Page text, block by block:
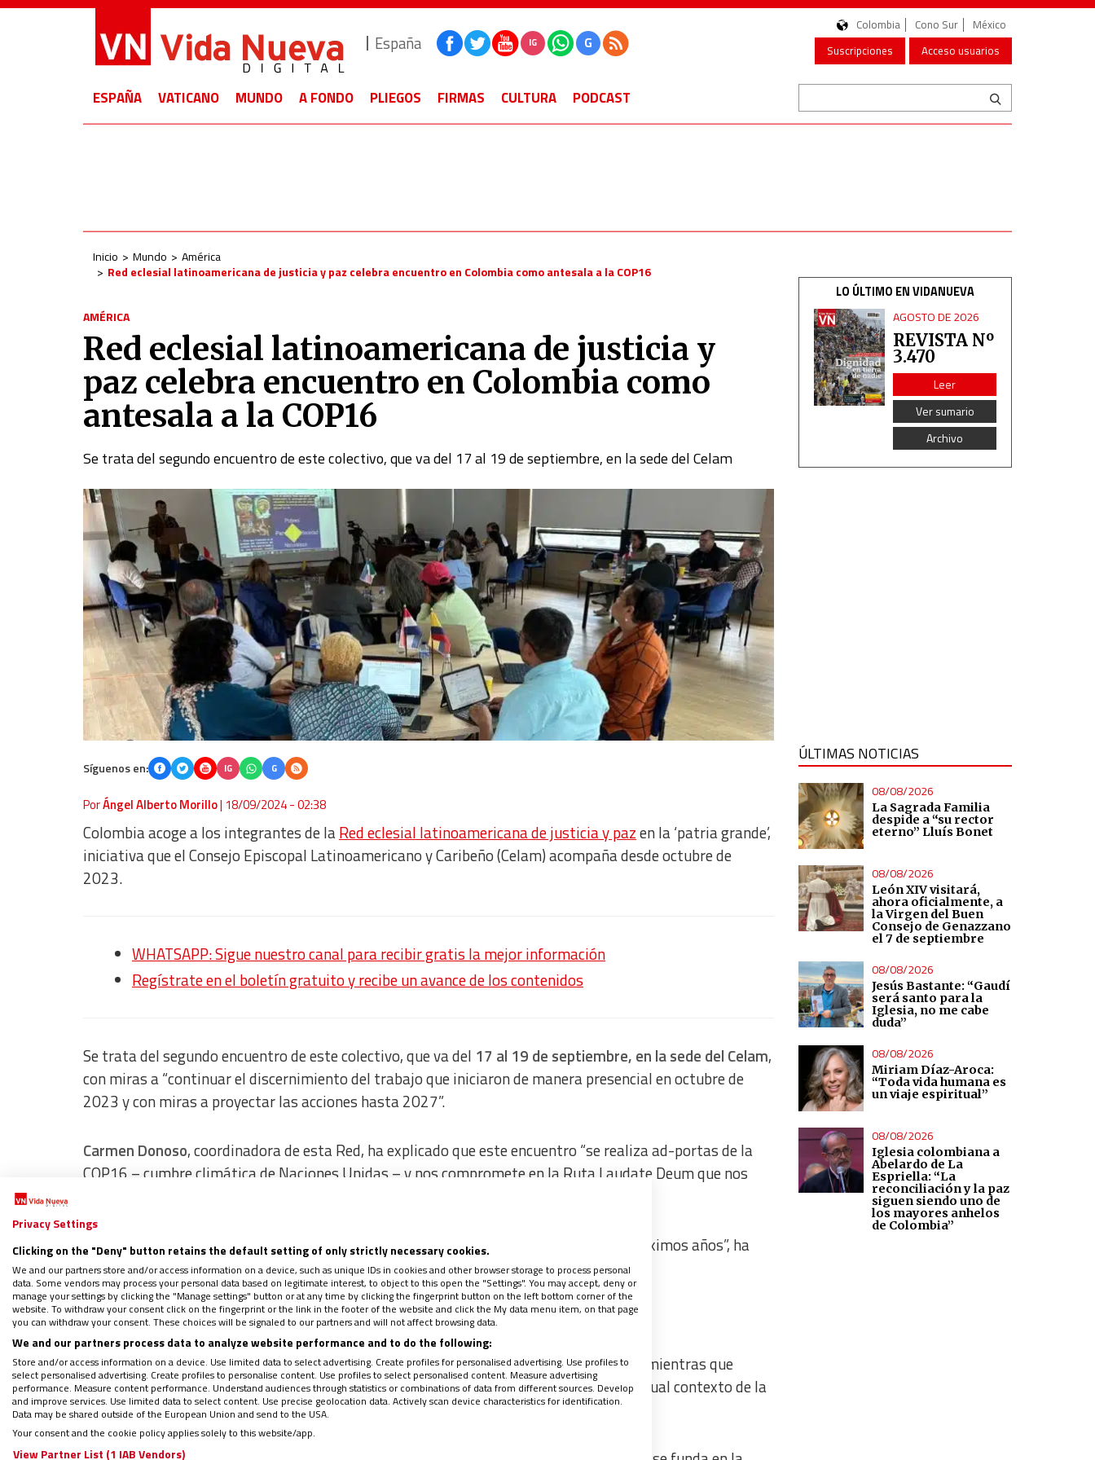
España IG G
Colombia Cono Sur
México
Suscripciones
Acceso usuarios
ESPAÑA VATICANO MUNDO A FONDO PLIEGOS FIRMAS CULTURA PODCAST
Inicio Mundo
América
Red eclesial latinoamericana de justicia y paz celebra encuentro en Colombia como antesala a la COP16
AMÉRICA
Red eclesial latinoamericana de justicia y
paz celebra encuentro en Colombia como
antesala a la COP16
Se trata del segundo encuentro de este colectivo, que va del 17 al 19 de septiembre, en la sede del Celam
Síguenos en: IG G
PorÁngel Alberto Morillo| 18/09/2024 - 02:38
Colombia acoge a los integrantes de laRed eclesial latinoamericana de justicia y pazen la ‘patria grande’,
iniciativa que el Consejo Episcopal Latinoamericano y Caribeño (Celam) acompaña desde octubre de
2023.
WHATSAPP: Sigue nuestro canal para recibir gratis la mejor información
Regístrate en el boletín gratuito y recibe un avance de los contenidos
Se trata del segundo encuentro de este colectivo, que va del 17 al 19 de septiembre, en la sede del Celam,
con miras a “continuar el discernimiento del trabajo que iniciaron de manera presencial en octubre de
2023 y con miras a proyectar las acciones hasta 2027”.
Carmen Donoso, coordinadora de esta Red, ha explicado que este encuentro “se realiza ad-portas de la
COP16 – cumbre climática de Naciones Unidas – y nos compromete en la Ruta Laudate Deum que nos
“Esperamos que el Espíritu nos guíe para ver a donde podremos mejor servir en los próximos años”, ha
dicho.
Temas de análisis
Participan25 referentes de las comisiones episcopales de justicia y paz de 13 países
, mientras que
Nicaragua, Paraguay, Uruguay y Venezuela lo harán de forma remota. Analizarán el actual contexto de la
región, signado por la violencia y crisis socioambientales.
LO ÚLTIMO EN VIDANUEVA
AGOSTO DE 2026
REVISTA Nº
3.470
Leer
Ver sumario
Archivo
ÚLTIMAS NOTICIAS
08/08/2026
La Sagrada Familia
despide a “su rector
eterno” Lluís Bonet
08/08/2026
León XIV visitará,
ahora oficialmente, a
la Virgen del Buen
Consejo de Genazzano
el 7 de septiembre
08/08/2026
Jesús Bastante: “Gaudí
será santo para la
Iglesia, no me cabe
duda”
08/08/2026
Miriam Díaz-Aroca:
“Toda vida humana es
un viaje espiritual”
08/08/2026
Iglesia colombiana a
Abelardo de La
Espriella: “La
reconciliación y la paz
siguen siendo uno de
los mayores anhelos
de Colombia”
Privacy Settings
Clicking on the "Deny" button retains the default setting of only strictly necessary cookies.
We and our partners store and/or access information on a device, such as unique IDs in cookies and other browser storage to process personal
data. Some vendors may process your personal data based on legitimate interest, to object to this open the "Settings". You may accept, deny or
manage your settings by clicking the "Manage settings" button or at any time by clicking the fingerprint button on the left bottom corner of the
website. To withdraw your consent click on the fingerprint or the link in the footer of the website and click the My data menu item, on that page
you can withdraw your consent. These choices will be signaled to our partners and will not affect browsing data.
We and our partners process data to analyze website performance and to do the following:
Store and/or access information on a device. Use limited data to select advertising. Create profiles for personalised advertising. Use profiles to
select personalised advertising. Create profiles to personalise content. Use profiles to select personalised content. Measure advertising
performance. Measure content performance. Understand audiences through statistics or combinations of data from different sources. Develop
and improve services. Use limited data to select content. Use precise geolocation data. Actively scan device characteristics for identification.
Data may be shared outside of the European Union and send to the USA.
Your consent and the cookie policy applies solely to this website/app.
View Partner List (1 IAB Vendors)